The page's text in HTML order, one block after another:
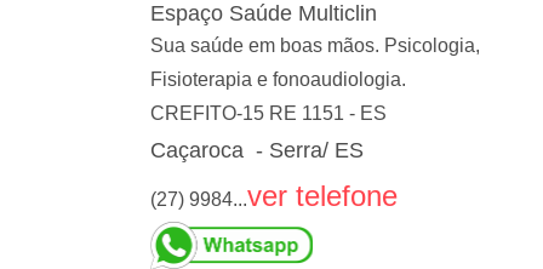
Espaço Saúde Multiclin
Sua saúde em boas mãos. Psicologia,
Fisioterapia e fonoaudiologia.
CREFITO-15 RE 1151 - ES
Caçaroca - Serra/ ES
(27) 9984...ver telefone